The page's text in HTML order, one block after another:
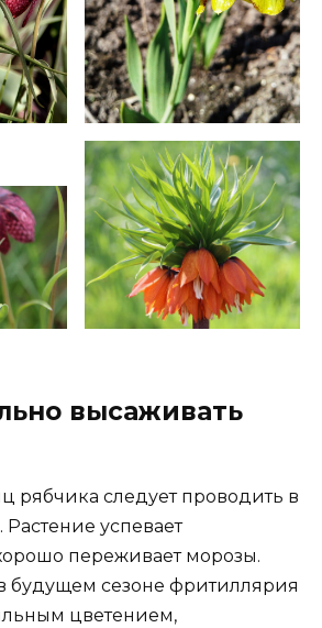
высаживать
рябчика следует проводить в
Растение успевает
переживает морозы.
будущем сезоне фритиллярия
цветением,